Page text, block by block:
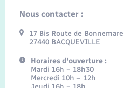
Nous contacter :
17 Bis Route de Bonnemare
27440 BACQUEVILLE
Horaires d'ouverture :
Mardi 16h – 18h30
Mercredi 10h – 12h